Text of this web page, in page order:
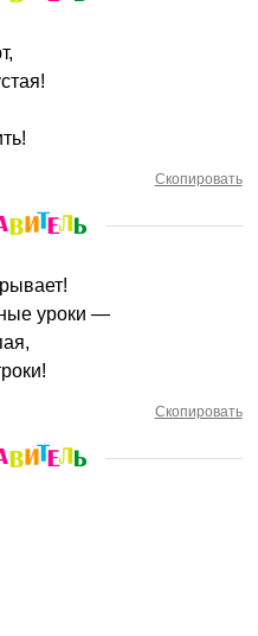
Скопировать
уроки —
Скопировать